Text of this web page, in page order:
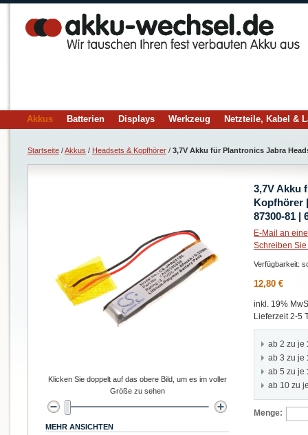
Akkus Batterien Displays Werkzeug Netzteile, Kabel &
Startseite /Akkus / Headsets & Kopfhörer / 3,7V Akku für Plantronics Jabra
3,7V Akku
Kopfhörer
87300-81 |
E-Mail an
Schreiben
Verfügbarkeit:
12,80 €
inkl. 19%
Lieferzeit 2-5
ab 2 zu je
ab 3 zu je
ab 5 zu je
ab 10 zu
Menge:
Klicken Sie doppelt auf das obere Bild, um es im voller
Größe zu sehen
MEHR ANSICHTEN